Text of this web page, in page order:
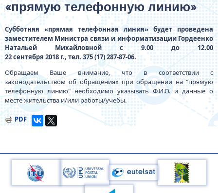
«прямую телефонную линию»
Субботняя «прямая телефонная линия» будет проведена
заместителем Министра связи и информатизации Гордеенко
Натальей Михайловной с 9.00 до 12.00
22 сентября 2018 г., тел. 375 (17) 287-87-06.
Обращаем Ваше внимание, что в соответствии с
законодательством об обращениях при обращении на "прямую
телефонную линию" необходимо указывать Ф.И.О. и данные о
месте жительства и/или работы/учебы.
PDF